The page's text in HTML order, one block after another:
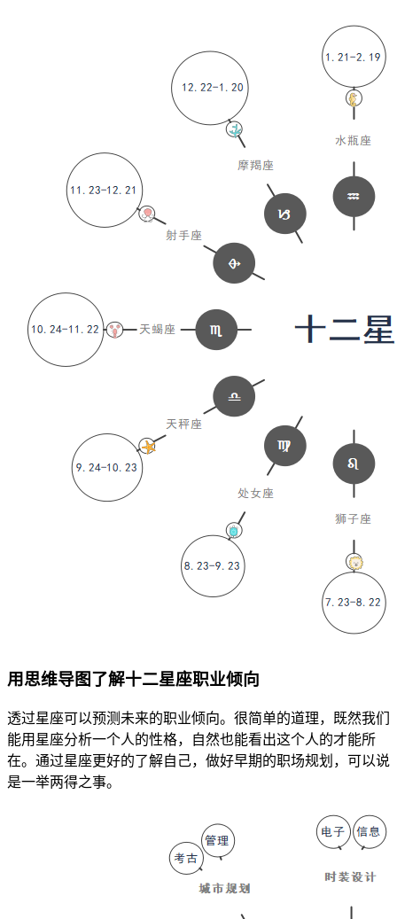
用思维导图了解十二星座职业倾向
透过星座可以预测未来的职业倾向。很简单的道理，既然我们
能用星座分析一个人的性格，自然也能看出这个人的才能所
在。通过星座更好的了解自己，做好早期的职场规划，可以说
是一举两得之事。